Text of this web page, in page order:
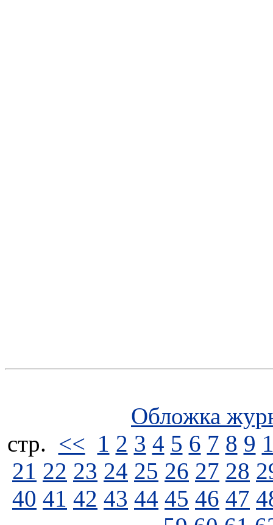
Обложка
стp. << 1 2 3 4 5 6 7 8 9
21 22 23 24 25 26 27 28
40 41 42 43 44 45 46 47